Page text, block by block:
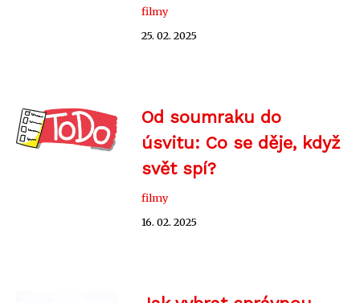
filmy
25. 02. 2025
Od soumraku do
úsvitu: Co se děje, když
svět spí?
filmy
16. 02. 2025